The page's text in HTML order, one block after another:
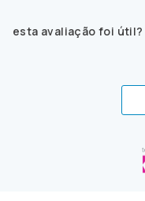
esta avaliação foi útil?